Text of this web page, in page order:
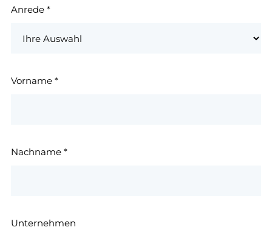
Anrede *
Vorname *
Nachname *
Unternehmen